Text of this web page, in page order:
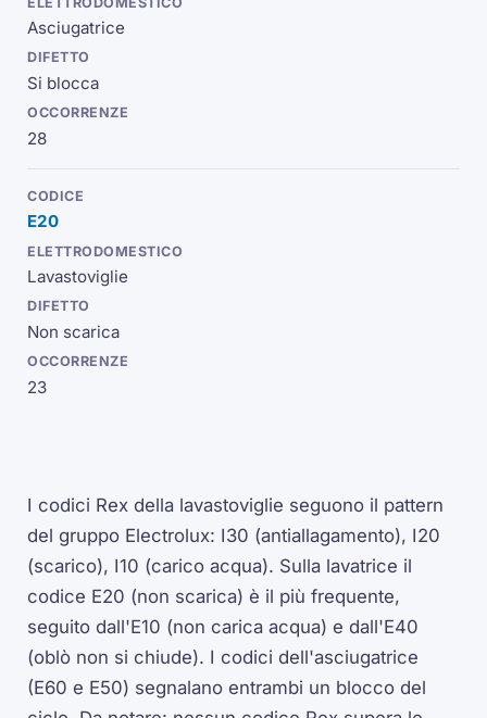
Asciugatrice
Si blocca
28
E20
Lavastoviglie
Non scarica
23
I codici Rex della lavastoviglie seguono il pattern
del gruppo Electrolux: I30 (antiallagamento), I20
(scarico), I10 (carico acqua). Sulla lavatrice il
codice E20 (non scarica) è il più frequente,
seguito dall'E10 (non carica acqua) e dall'E40
(oblò non si chiude). I codici dell'asciugatrice
(E60 e E50) segnalano entrambi un blocco del